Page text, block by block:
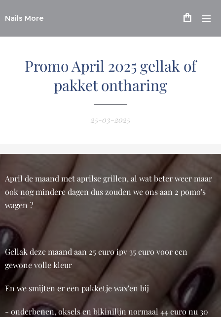
Nails More
Promo April 2025 gellak of
pakket ontharing
25-03-2025
April de maand met aprilse grillen, al wat beter weer maar
ook nog mindere dagen dus zouden we ons aan 2 pomo's
wagen ?
Gellak deze maand aan 25 euro ipv 35 euro voor een
gewone volle kleur
En we smijten er een pakketje wax'en bij
- onderbenen, oksels en bikinilijn normaal 44 euro nu 30